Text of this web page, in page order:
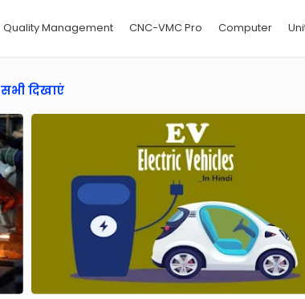
Quality Management CNC-VMC Pro Computer
सभी दिखाएं